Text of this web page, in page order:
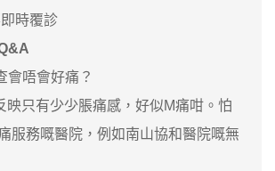
時覆診
會唔會好痛？
映只有少少脹痛感，好似M痛咁。怕
服務嘅醫院，例如南山協和醫院嘅無